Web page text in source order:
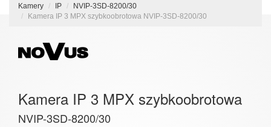
Kamery IP
NVIP-3SD-8200/30
Kamera IP 3 MPX szybkoobrotowa NVIP-3SD-8200/30
Kamera IP 3 MPX szybkoobrotowa
NVIP-3SD-8200/30